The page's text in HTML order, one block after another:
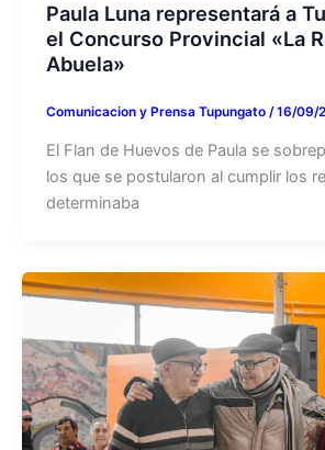
Paula Luna representará a
el Concurso Provincial «La
Abuela»
Comunicacion y Prensa Tupungato /16/09/
El Flan de Huevos de Paula se
los que se postularon al cumplir los
determinaba